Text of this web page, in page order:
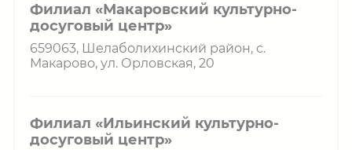
Филиал «Макаровский культурно-
досуговый центр»
659063, Шелаболихинский район, с.
Макарово, ул. Орловская, 20
Филиал «Ильинский культурно-
досуговый центр»